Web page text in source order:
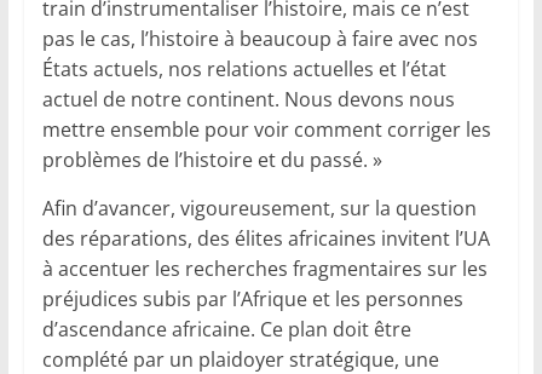
train d’instrumentaliser l’histoire, mais ce n’est
pas le cas, l’histoire à beaucoup à faire avec nos
États actuels, nos relations actuelles et l’état
actuel de notre continent. Nous devons nous
mettre ensemble pour voir comment corriger les
problèmes de l’histoire et du passé. »
Afin d’avancer, vigoureusement, sur la question
des réparations, des élites africaines invitent l’UA
à accentuer les recherches fragmentaires sur les
préjudices subis par l’Afrique et les personnes
d’ascendance africaine. Ce plan doit être
complété par un plaidoyer stratégique, une